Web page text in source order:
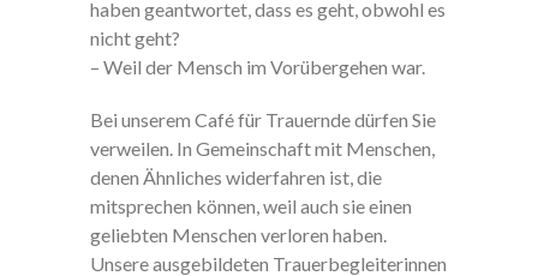
haben geantwortet, dass es geht, obwohl es
nicht geht?
– Weil der Mensch im Vorübergehen war.
Bei unserem Café für Trauernde dürfen Sie
verweilen. In Gemeinschaft mit Menschen,
denen Ähnliches widerfahren ist, die
mitsprechen können, weil auch sie einen
geliebten Menschen verloren haben.
Unsere ausgebildeten Trauerbegleiterinnen